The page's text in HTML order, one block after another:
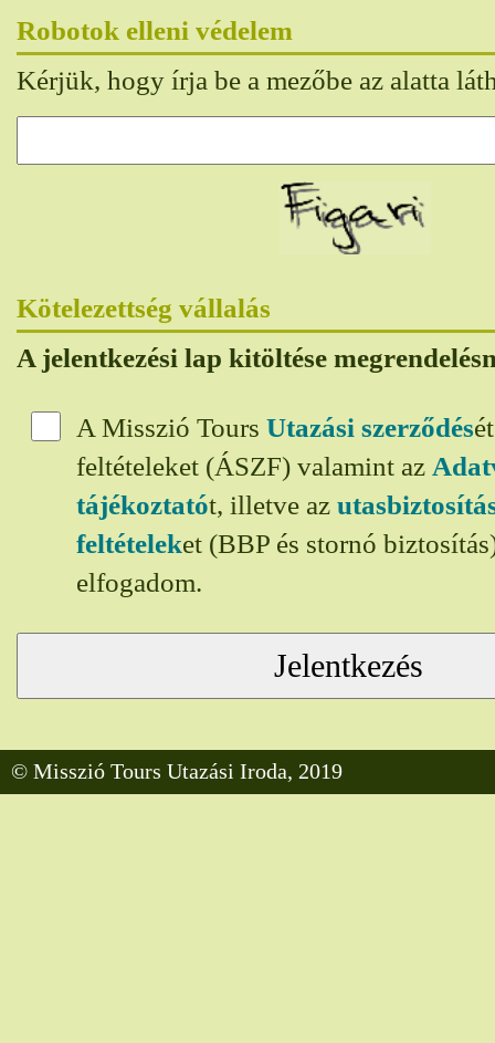
Robotok elleni védelem
Kérjük, hogy írja be a mezőbe az alatta
Kötelezettség vállalás
A jelentkezési lap kitöltése
A Misszió Tours Utazási szerződés
feltételeket (ÁSZF) valamint az
tájékoztatót, illetve az
feltételeket (BBP és stornó
elfogadom.
© Misszió Tours Utazási Iroda, 2019